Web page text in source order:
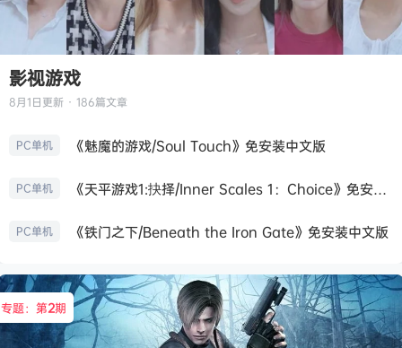
影视游戏
8月1日更新 · 186篇文章
PC单机 《魅魔的游戏/Soul Touch》免安装中文版
PC单机 《天平游戏1:抉择/Inner Scales 1：Choice》免安装中文版
PC单机 《铁门之下/Beneath the Iron Gate》免安装中文版
专题：第2期